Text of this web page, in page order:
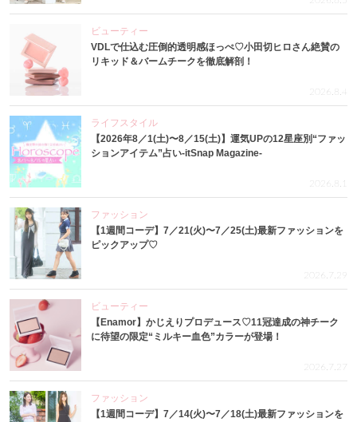
ビューティー
VDLで仕込む圧倒的透明感ほっぺ♡小田切ヒロさん絶賛の
リキッド＆バームチークを徹底解剖！
2026.8.4
ライフスタイル
【2026年8／1(土)〜8／15(土)】運気UPの12星座別“ファッ
ションアイテム”占い-itSnap Magazine-
2026.8.1
ファッション
【1週間コーデ】7／21(火)〜7／25(土)最新ファッションを
ピックアップ♡
2026.7.29
ビューティー
【Enamor】かじえりプロデュース♡11冠達成の神チーク
に待望の限定“ミルキー血色”カラーが登場！
2026.7.27
ファッション
【1週間コーデ】7／14(火)〜7／18(土)最新ファッションを